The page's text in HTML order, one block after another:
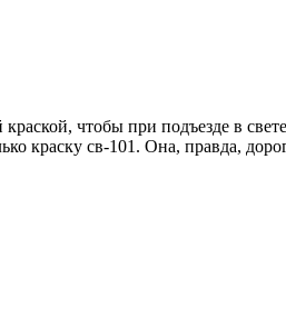
чтобы при подъезде в
краску св-101. Она, правда,